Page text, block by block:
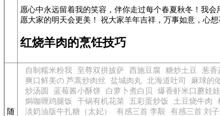
愿心中永远留着我的笑容，伴你走过每个春夏秋冬！我
愿大家的明天会更美！ 祝大家羊年吉祥，万事如意，心
红烧羊肉的烹饪技巧
随
自制糯米粉我 至尊双拼披萨 西施豆腐 糖炒土豆
葱香
爽口鲜美の 芦蒿炒肉丝
盐城肉丸 北海道吐司
麻球的
炒汤圆
蓝莓酱小酥饼 白萝卜煮白贝
爆香虾米口蘑娃
焗咖喱鸡腿饭
干锅有机花菜 五彩蛋炒饭 土豆烧牛肉
淡奶油版牛扎糖（太妃）
有感三首 李覯
有感三首 刘